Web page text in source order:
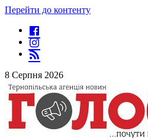
Перейти до контенту
8 Серпня 2026